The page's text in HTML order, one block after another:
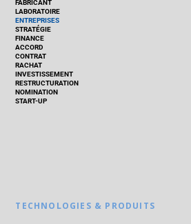
FABRICANT
LABORATOIRE
ENTREPRISES
STRATÉGIE
FINANCE
ACCORD
CONTRAT
RACHAT
INVESTISSEMENT
RESTRUCTURATION
NOMINATION
START-UP
TECHNOLOGIES & PRODUITS